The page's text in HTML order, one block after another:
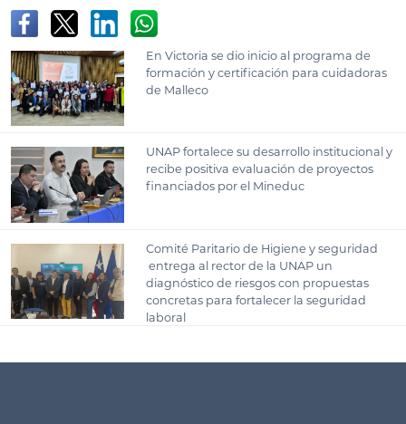
En Victoria se dio inicio al programa de
formación y certificación para cuidadoras
de Malleco
UNAP fortalece su desarrollo institucional y
recibe positiva evaluación de proyectos
financiados por el Mineduc
Comité Paritario de Higiene y seguridad
entrega al rector de la UNAP un
diagnóstico de riesgos con propuestas
concretas para fortalecer la seguridad
laboral